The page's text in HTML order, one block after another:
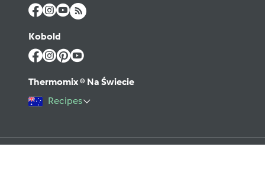
Kobold
Thermomix ® Na Świecie
Recipes